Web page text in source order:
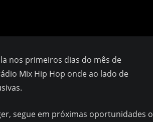
nos primeiros dias do mês de
Mix Hip Hop onde ao lado de
segue em próximas oportunidades o